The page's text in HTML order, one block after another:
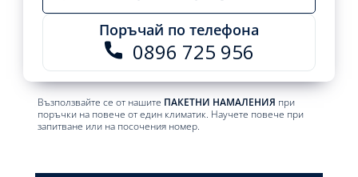
Поръчай по телефона
0896 725 956
Възползвайте се от нашите ПАКЕТНИ НАМАЛЕНИЯ при
поръчки на повече от един климатик. Научете повече при
запитване или на посочения номер.